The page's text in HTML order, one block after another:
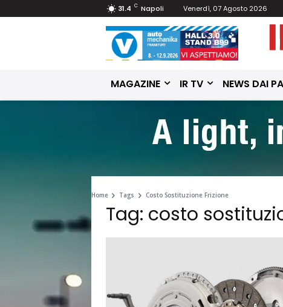
31.4 C Napoli Venerdì, 07 Agosto 2026
MAGAZINE IR TV NEWS DAI
Home Tags Costo Sostituzione Frizione
Tag: costo